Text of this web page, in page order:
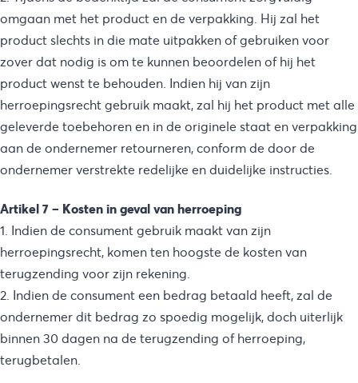
omgaan met het product en de verpakking. Hij zal het
product slechts in die mate uitpakken of gebruiken voor
zover dat nodig is om te kunnen beoordelen of hij het
product wenst te behouden. Indien hij van zijn
herroepingsrecht gebruik maakt, zal hij het product met alle
geleverde toebehoren en in de originele staat en verpakking
aan de ondernemer retourneren, conform de door de
ondernemer verstrekte redelijke en duidelijke instructies.
Artikel 7 – Kosten in geval van herroeping
1. Indien de consument gebruik maakt van zijn
herroepingsrecht, komen ten hoogste de kosten van
terugzending voor zijn rekening.
2. Indien de consument een bedrag betaald heeft, zal de
ondernemer dit bedrag zo spoedig mogelijk, doch uiterlijk
binnen 30 dagen na de terugzending of herroeping,
terugbetalen.